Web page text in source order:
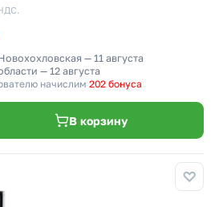
— 11 августа
— 12 августа
начислим 202 бонуса
В корзину